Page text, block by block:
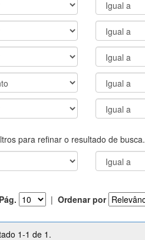
para refinar o resultado de busca.
| Ordenar por
1-1 de 1.